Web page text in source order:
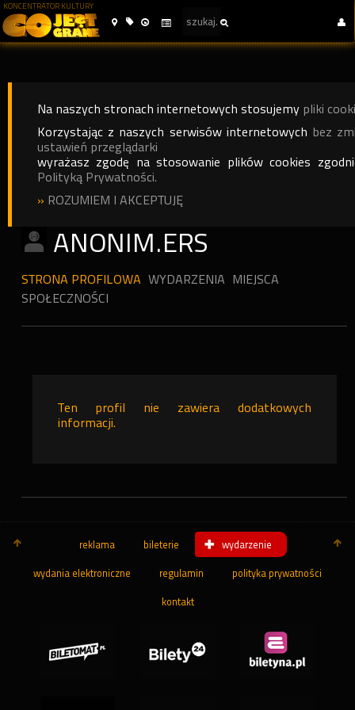
KONCENTRATOR KULTURY
Na naszych stronach internetowych stosujemy pliki
Korzystając z naszych serwisów internetowych bez
ustawień przeglądarki
wyrażasz zgodę na stosowanie plików cookies
Polityką Prywatności.
» ROZUMIEM I AKCEPTUJĘ
ANONIM.ERS
STRONA PROFILOWA WYDARZENIA MIEJSCA
SPOŁECZNOŚCI
Ten profil nie zawiera dodatkowych
informacji.
reklama bileterie wydarzenie
wydania elektroniczne regulamin polityka prywatności
kontakt